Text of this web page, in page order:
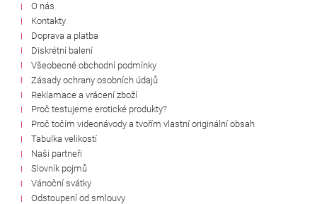
O nás
Kontakty
Doprava a platba
Diskrétní balení
Všeobecné obchodní podmínky
Zásady ochrany osobních údajů
Reklamace a vrácení zboží
Proč testujeme erotické produkty?
Proč točím videonávody a tvořím vlastní originální obsah
Tabulka velikostí
Naši partneři
Slovník pojmů
Vánoční svátky
Odstoupení od smlouvy